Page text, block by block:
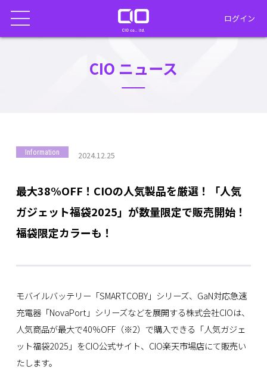
ログイン
CIO ニュース
Information 2024.12.25
最大38%OFF！CIOの人気製品を厳選！「人気
ガジェット福袋2025」が数量限定で販売開始！
福袋限定カラーも！
モバイルバッテリー「SMARTCOBY」シリーズ、GaN対応急速
充電器「NovaPort」シリーズなどを展開する株式会社CIOは、
人気商品が最大で40％OFF（※2）で購入できる「人気ガジェ
ット福袋2025」をCIO公式サイト、CIO楽天市場店にて販売い
たします。